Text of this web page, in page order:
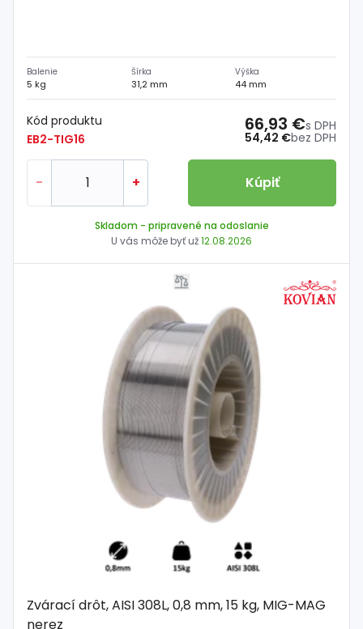
Balenie
5 kg
Šírka
31,2 mm
Výška
44 mm
Kód produktu
EB2-TIG16
54,42 €bez DPH
66,93 €s DPH
- + Kúpiť
Skladom - pripravené na odoslanie
U vás môže byť už12.08.2026
Zvárací drôt, AISI 308L, 0,8 mm, 15 kg, MIG-MAG
nerez